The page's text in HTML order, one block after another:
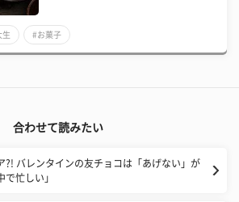
生 #お菓子
合わせて読みたい
?! バレンタインの友チョコは「あげない」が
で忙しい」